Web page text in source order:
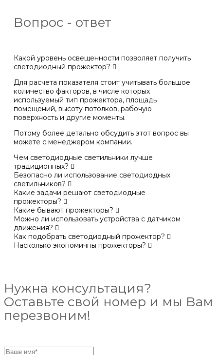
Вопрос - ответ
Какой уровень освещенности позволяет получить
светодиодный прожектор?
Для расчета показателя стоит учитывать большое
количество факторов, в числе которых
используемый тип прожектора, площадь
помещений, высоту потолков, рабочую
поверхность и другие моменты.
Потому более детально обсудить этот вопрос вы
можете с менеджером компании.
Чем светодиодные светильники лучше
традиционных?
Безопасно ли использование светодиодных
светильников?
Какие задачи решают светодиодные
прожекторы?
Какие бывают прожекторы?
Можно ли использовать устройства с датчиком
движения?
Как подобрать светодиодный прожектор?
Насколько экономичны прожекторы?
Нужна консультация?
Оставьте свой номер и мы Вам
перезвоним!